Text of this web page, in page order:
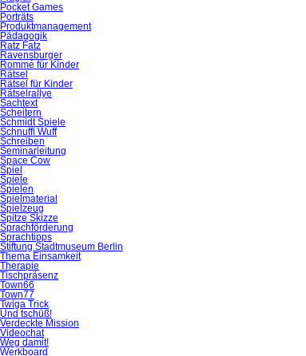
Pocket Games
Porträts
Produktmanagement
Pädagogik
Ratz Fatz
Ravensburger
Rommé für Kinder
Rätsel
Rätsel für Kinder
Rätselrallye
Sachtext
Scheitern
Schmidt Spiele
Schnuffi Wuff
Schreiben
Seminarleitung
Space Cow
Spiel
Spiele
Spielen
Spielmaterial
Spielzeug
Spitze Skizze
Sprachförderung
Sprachtipps
Stiftung Stadtmuseum Berlin
Thema Einsamkeit
Therapie
Tischpräsenz
Town66
Town77
Twiga Trick
Und tschüß!
Verdeckte Mission
Videochat
Weg damit!
Werkboard